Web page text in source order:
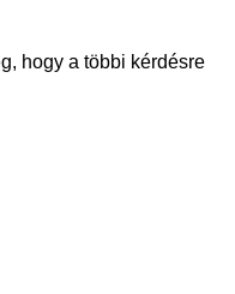
hogy a többi kérdésre